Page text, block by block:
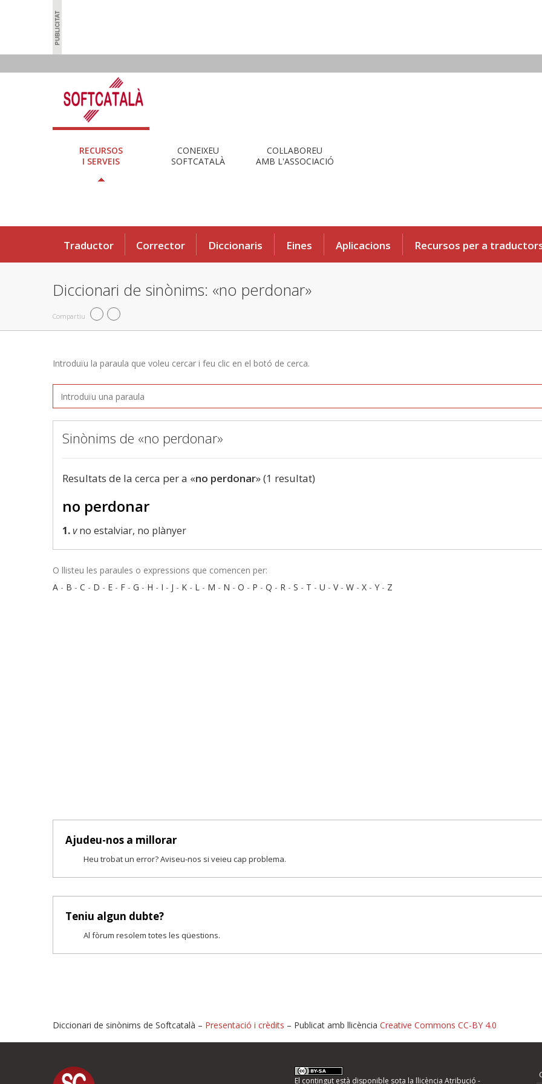
RECURSOS
I SERVEIS
CONEIXEU
SOFTCATALÀ
COL·LABOREU
AMB L'ASSOCIACIÓ
Traductor Corrector Diccionaris Eines Aplicacions Recursos per a
Diccionari de sinònims: «no perdonar»
Compartiu
Introduïu la paraula que voleu cercar i feu clic en el botó de cerca.
Sinònims de «no perdonar»
Resultats de la cerca per a «no perdonar» (1 resultat)
no perdonar
1.vno estalviar, no plànyer
O llisteu les paraules o expressions que comencen per:
A - B - C - D - E - F - G - H - I - J - K - L - M - N - O - P - Q - R - S - T - U - V- W - X - Y - Z
Ajudeu-nos a millorar
Heu trobat un error? Aviseu-nos si veieu cap problema.
Teniu algun dubte?
Al fòrum resolem totes les qüestions.
Proposeu-nos millores o informeu d'errors
Diccionari de sinònims de Softcatalà – Presentació i crèdits – Publicat amb llicència Creative Commons CC-BY 4.0
El contingut està disponible sota la llicència Atribució -